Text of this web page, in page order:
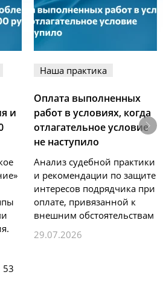
и
53
Наша практика
Оплата выполненных
работ в условиях, когда
отлагательное условие
не наступило
Анализ судебной практики
и рекомендации по защите
интересов подрядчика при
оплате, привязанной к
внешним обстоятельствам
29.07.2026